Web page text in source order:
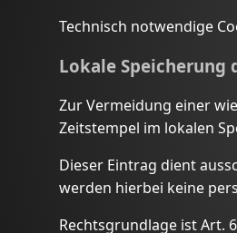
Technisch notwendige
Lokale Speicherung
Zur Vermeidung einer
Zeitstempel im lokalen
Dieser Eintrag dient
werden hierbei keine
Rechtsgrundlage ist Art.